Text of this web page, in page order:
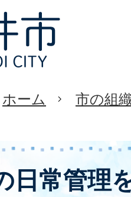
ホーム 市の組
日常管理